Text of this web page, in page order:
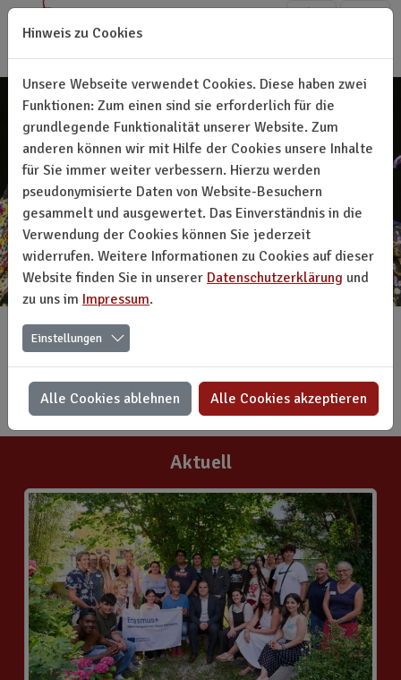
Direkt zur Hauptnavigation springen
Direkt zum Inhalt springen
ASSITEJ Liechtenstein
Kunst und Kultur für junges Publikum
Aktuell
Hinweis zu Cookies
Unsere Webseite verwendet Cookies. Diese haben zwei
Funktionen: Zum einen sind sie erforderlich für die
grundlegende Funktionalität unserer Website. Zum
anderen können wir mit Hilfe der Cookies unsere Inhalte
für Sie immer weiter verbessern. Hierzu werden
pseudonymisierte Daten von Website-Besuchern
gesammelt und ausgewertet. Das Einverständnis in die
Verwendung der Cookies können Sie jederzeit
widerrufen. Weitere Informationen zu Cookies auf dieser
Website finden Sie in unserer Datenschutzerklärung und
zu uns im Impressum.
Einstellungen
Alle Cookies ablehnen Alle Cookies akzeptieren